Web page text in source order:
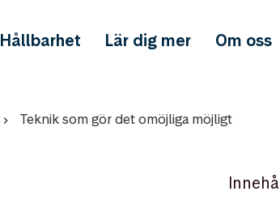
Hållbarhet Lär dig mer Om oss
Teknik som gör det omöjliga möjligt